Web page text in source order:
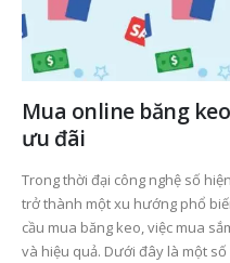
Mua online băng
ưu đãi
Trong thời đại công nghệ số
trở thành một xu hướng phổ
cầu mua băng keo, việc mua
và hiệu quả. Dưới đây là một